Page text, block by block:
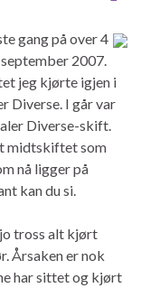
gang på over 4
2007.
jeg kjørte igjen i
Diverse. I går var
Diverse-skift.
midtskiftet som
nå ligger på
kan du si.
tross alt kjørt
Årsaken er nok
har sittet og kjørt